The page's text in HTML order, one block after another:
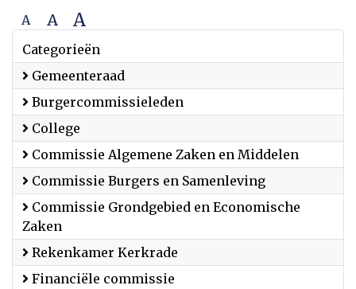
A A A
Categorieën
Gemeenteraad
Burgercommissieleden
College
Commissie Algemene Zaken en Middelen
Commissie Burgers en Samenleving
Zaken
Rekenkamer Kerkrade
Financiële commissie